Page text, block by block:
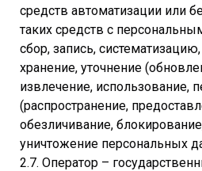
средств автоматизации или
таких средств с
сбор, запись,
хранение, уточнение
извлечение, использование,
(распространение,
обезличивание,
уничтожение персональных
2.7. Оператор –